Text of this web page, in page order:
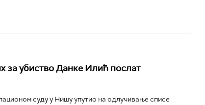
за убиство Данке Илић послат
суду у Нишу упутио на одлучивање списе